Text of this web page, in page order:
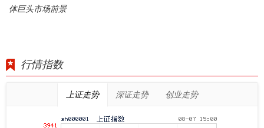
体巨头市场前景
行情指数
上证走势 深证走势 创业走势